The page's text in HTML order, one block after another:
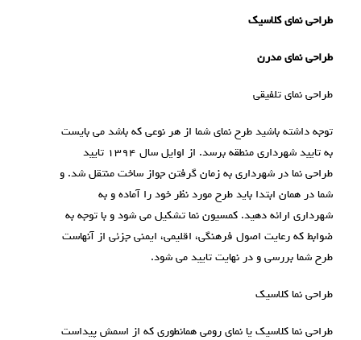
طراحی نمای کلاسیک
طراحی نمای مدرن
طراحی نمای تلفیقی
توجه داشته باشید طرح نمای شما از هر نوعی که باشد می بایست
به تایید شهرداری منطقه برسد. از اوایل سال ۱۳۹۴ تایید
طراحی نما در شهرداری به زمان گرفتن جواز ساخت منتقل شد. و
شما در همان ابتدا باید طرح مورد نظر خود را آماده و به
شهرداری ارائه دهید. کمسیون نما تشکیل می شود و با توجه به
ضوابط که رعایت اصول فرهنگی، اقلیمی، ایمنی جزئی از آنهاست
طرح شما بررسی و در نهایت تایید می شود.
طراحی نما کلاسیک
طراحی نما کلاسیک یا نمای رومی همانطوری که از اسمش پیداست